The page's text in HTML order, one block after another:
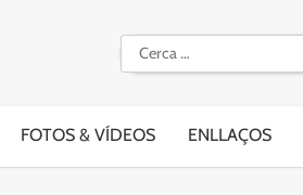
Cerca:
FOTOS & VÍDEOS ENLLAÇOS